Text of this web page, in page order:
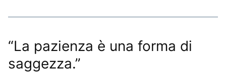
“La pazienza è una forma di
saggezza.”